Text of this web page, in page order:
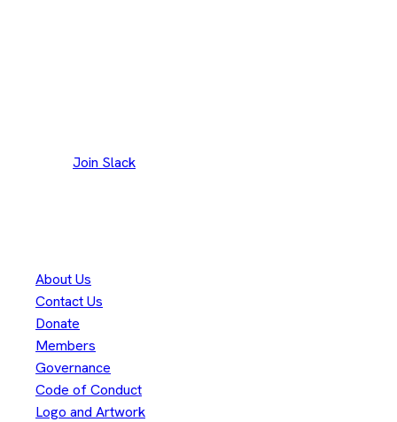
Join Slack
About Us
Contact Us
Donate
Members
Governance
Code of Conduct
Logo and Artwork